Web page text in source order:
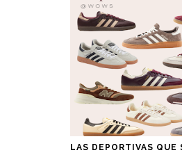
LAS DEPORTIVAS QUE